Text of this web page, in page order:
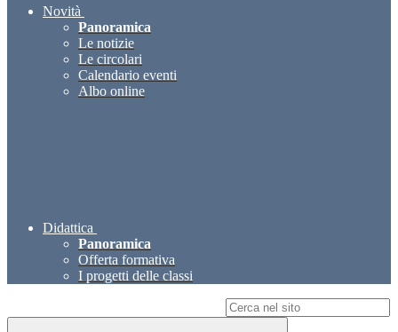
Novità
Panoramica
Le notizie
Le circolari
Calendario eventi
Albo online
Didattica
Panoramica
Offerta formativa
I progetti delle classi